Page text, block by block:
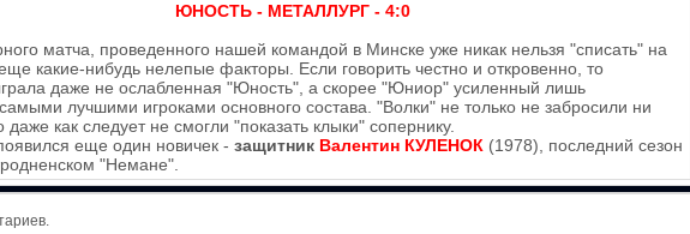
ЮНОСТЬ - МЕТАЛЛУРГ - 4:0
матча, проведенного нашей командой в Минске уже никак нельзя "списать" на
какие-нибудь нелепые факторы. Если говорить честно и откровенно, то
даже не ослабленная "Юность", а скорее "Юниор" усиленный лишь
лучшими игроками основного состава. "Волки" не только не забросили ни
как следует не смогли "показать клыки" сопернику.
еще один новичек - защитник Валентин КУЛЕНОК (1978), последний сезон
"Немане".